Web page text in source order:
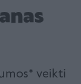
veikti